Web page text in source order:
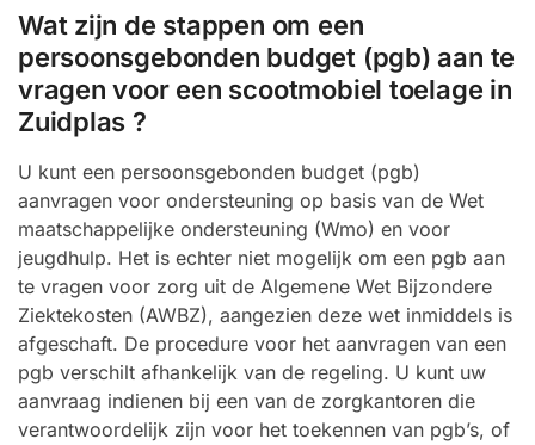
Wat zijn de stappen om een
persoonsgebonden budget (pgb) aan te
vragen voor een scootmobiel toelage in
Zuidplas ?
U kunt een persoonsgebonden budget (pgb)
aanvragen voor ondersteuning op basis van de Wet
maatschappelijke ondersteuning (Wmo) en voor
jeugdhulp. Het is echter niet mogelijk om een pgb aan
te vragen voor zorg uit de Algemene Wet Bijzondere
Ziektekosten (AWBZ), aangezien deze wet inmiddels is
afgeschaft. De procedure voor het aanvragen van een
pgb verschilt afhankelijk van de regeling. U kunt uw
aanvraag indienen bij een van de zorgkantoren die
verantwoordelijk zijn voor het toekennen van pgb’s, of